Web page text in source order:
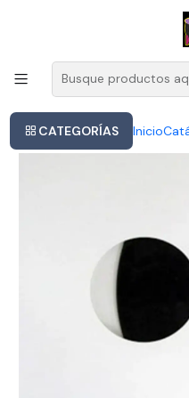
CATEGORÍAS Inicio
Este es el